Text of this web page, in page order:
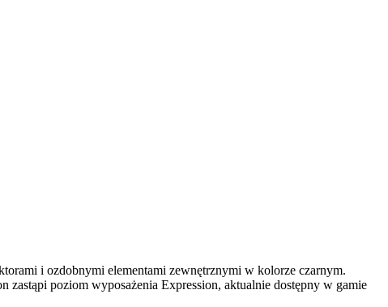
i ozdobnymi elementami zewnętrznymi w kolorze czarnym.
poziom wyposażenia Expression, aktualnie dostępny w gamie